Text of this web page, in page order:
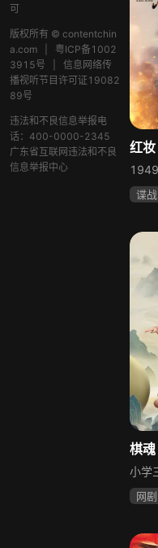
可
版权所有 © contentchin
a.com
粤ICP备1002
3915号
信息网络传
播视听节目许可证19082
89号
违法和不良信息举报电
话：400-0000-2345
广东省互联网违法和不良
信息举报中心
红妆
谍战
棋魂
网剧